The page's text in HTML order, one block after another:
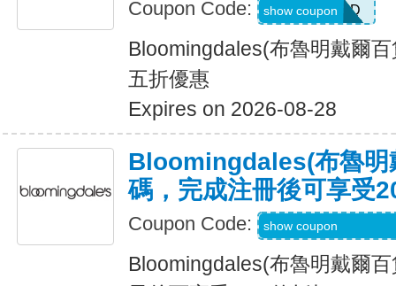
Coupon Code: ALLCLAD
show coupon
Bloomingdales(布魯明戴爾
五折優惠
Expires on 2026-08-28
Bloomingdales(布魯明
碼，完成注冊後可享受
Coupon Code: Code Provided
show coupon
Bloomingdales(布魯明戴爾